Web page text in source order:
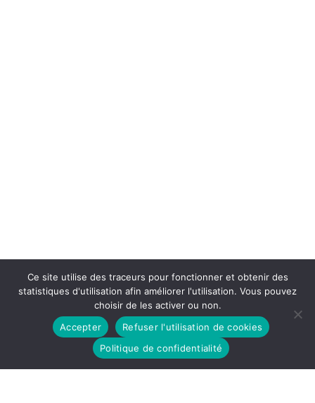
Ce site utilise des traceurs pour fonctionner et obtenir des
statistiques d'utilisation afin améliorer l'utilisation. Vous pouvez
choisir de les activer ou non.
Accepter
Refuser l'utilisation de cookies
Politique de confidentialité